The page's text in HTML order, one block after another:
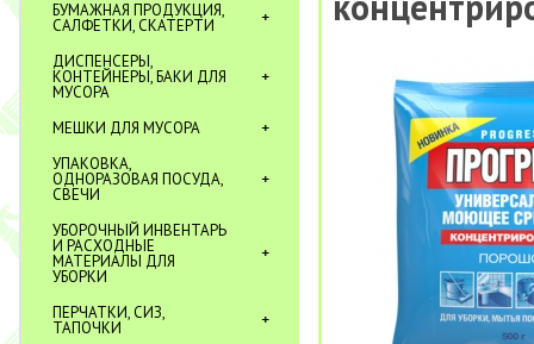
БУМАЖНАЯ ПРОДУКЦИЯ,
САЛФЕТКИ, СКАТЕРТИ
ДИСПЕНСЕРЫ,
КОНТЕЙНЕРЫ, БАКИ ДЛЯ
МУСОРА
МЕШКИ ДЛЯ МУСОРА
УПАКОВКА,
ОДНОРАЗОВАЯ ПОСУДА,
СВЕЧИ
УБОРОЧНЫЙ ИНВЕНТАРЬ
И РАСХОДНЫЕ
МАТЕРИАЛЫ ДЛЯ
УБОРКИ
ПЕРЧАТКИ, СИЗ,
ТАПОЧКИ